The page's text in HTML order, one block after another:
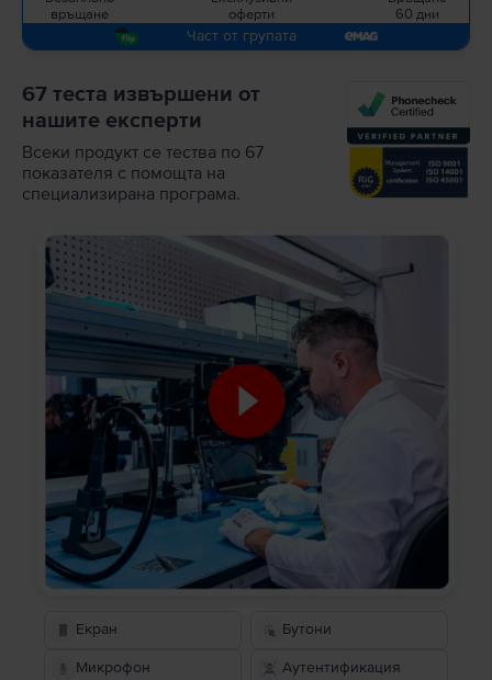
връщане
оферти
60 дни
Част от групата
67 теста извършени от
нашите експерти
Всеки продукт се тества по 67
показателя с помощта на
специализирана програма.
Екран Бутони
Микрофон Аутентификация